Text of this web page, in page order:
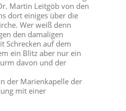
Martin Leitgöb von den
dort einiges über die
Wer weiß denn
den damaligen
Schrecken auf dem
ein Blitz aber nur ein
davon und der
der Marienkapelle der
mit einer